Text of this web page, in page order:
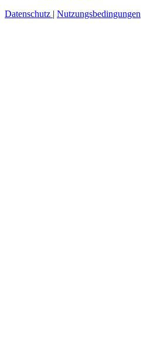
Datenschutz | Nutzungsbedingungen